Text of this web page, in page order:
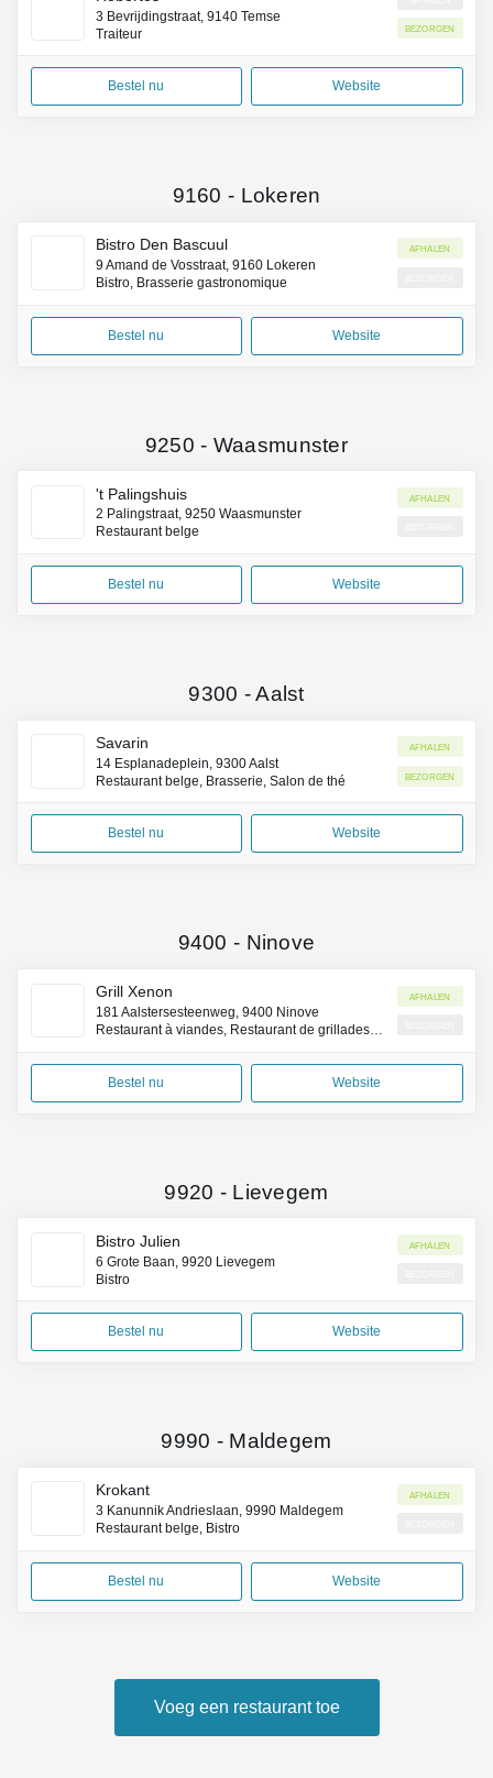
3 Bevrijdingstraat, 9140 Temse
Traiteur
Bezorgen
Bestel nu Website
9160 - Lokeren
Bistro Den Bascuul
9 Amand de Vosstraat, 9160 Lokeren
Bistro, Brasserie gastronomique
Afhalen
Bestel nu Website
9250 - Waasmunster
't Palingshuis
2 Palingstraat, 9250 Waasmunster
Restaurant belge
Afhalen
Bestel nu Website
9300 -Aalst
Savarin
14 Esplanadeplein, 9300 Aalst
Restaurant belge, Brasserie, Salon de thé
Afhalen
Bezorgen
Bestel nu Website
9400 - Ninove
Grill Xenon
181 Aalstersesteenweg, 9400 Ninove
Restaurant à viandes, Restaurant de grillades, Restaurant belge
Afhalen
Bestel nu Website
9920 - Lievegem
Bistro Julien
6 Grote Baan, 9920 Lievegem
Bistro
Afhalen
Bestel nu Website
9990 - Maldegem
Krokant
3 Kanunnik Andrieslaan, 9990 Maldegem
Restaurant belge, Bistro
Afhalen
Bestel nu Website
Voeg een restaurant toe